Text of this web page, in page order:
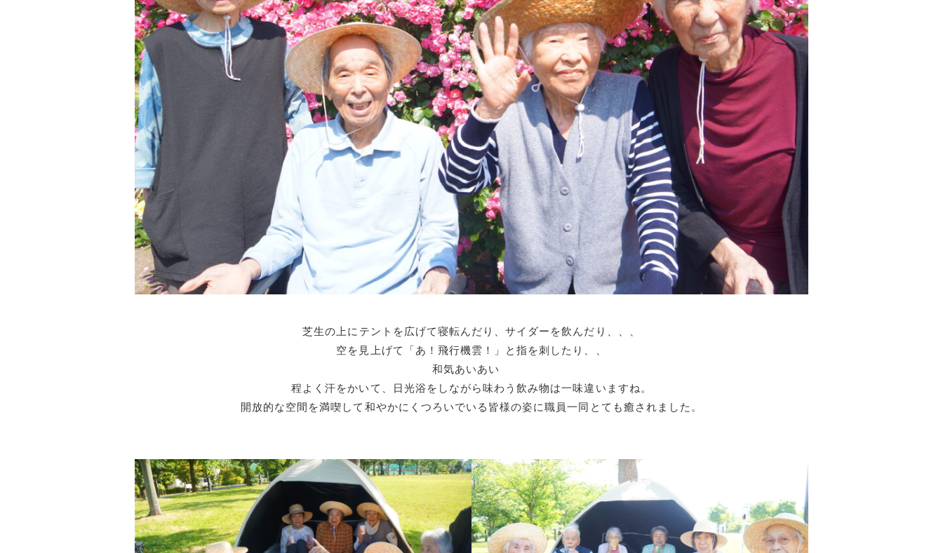
芝生の上にテントを広げて寝転んだり、サイダーを飲んだり、、、
空を見上げて「あ！飛行機雲！」と指を刺したり、、
和気あいあい
程よく汗をかいて、日光浴をしながら味わう飲み物は一味違いますね。
開放的な空間を満喫して和やかにくつろいでいる皆様の姿に職員一同とても癒されました。